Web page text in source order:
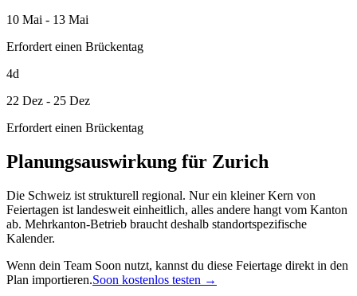
10 Mai - 13 Mai
Erfordert einen Brückentag
4d
22 Dez - 25 Dez
Erfordert einen Brückentag
Planungsauswirkung für Zurich
Die Schweiz ist strukturell regional. Nur ein kleiner Kern von
Feiertagen ist landesweit einheitlich, alles andere hangt vom Kanton
ab. Mehrkanton-Betrieb braucht deshalb standortspezifische
Kalender.
Wenn dein Team Soon nutzt, kannst du diese Feiertage direkt in den
Plan importieren.Soon kostenlos testen →